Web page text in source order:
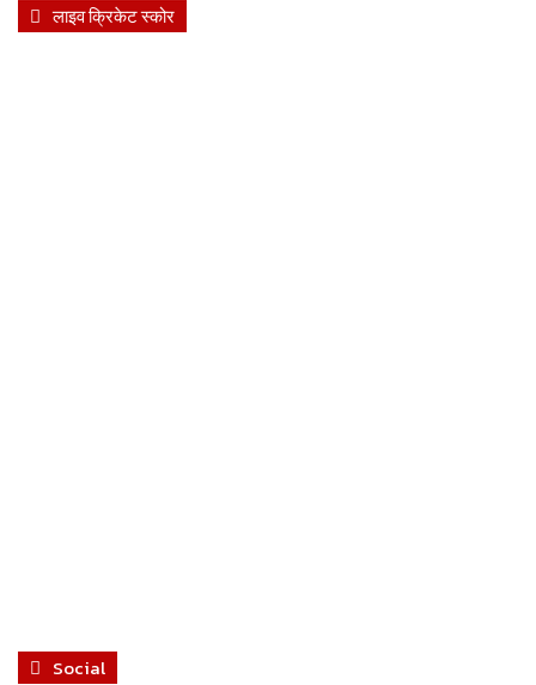
लाइव क्रिकेट स्कोर
Social